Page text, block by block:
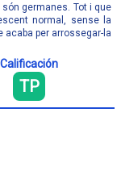
germanes. Tot i que
normal, sense la
acaba per arrossegar-la
Calificación
TP